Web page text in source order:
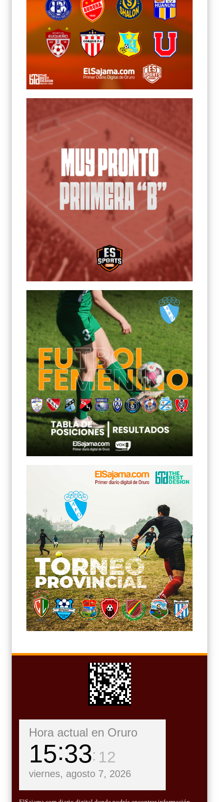
Hora actual en Oruro
15 33 13
viernes, agosto 7, 2026